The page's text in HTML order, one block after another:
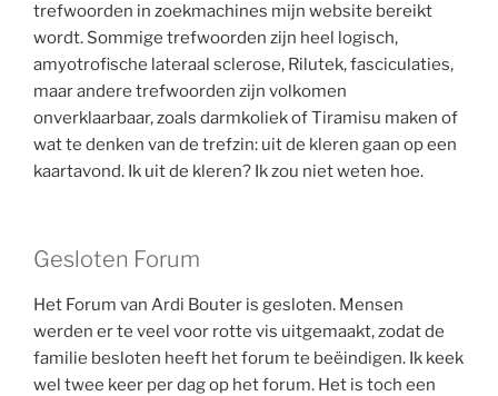
trefwoorden in zoekmachines mijn website bereikt
wordt. Sommige trefwoorden zijn heel logisch,
amyotrofische lateraal sclerose, Rilutek, fasciculaties,
maar andere trefwoorden zijn volkomen
onverklaarbaar, zoals darmkoliek of Tiramisu maken of
wat te denken van de trefzin: uit de kleren gaan op een
kaartavond. Ik uit de kleren? Ik zou niet weten hoe.
Gesloten Forum
Het Forum van Ardi Bouter is gesloten. Mensen
werden er te veel voor rotte vis uitgemaakt, zodat de
familie besloten heeft het forum te beëindigen. Ik keek
wel twee keer per dag op het forum. Het is toch een